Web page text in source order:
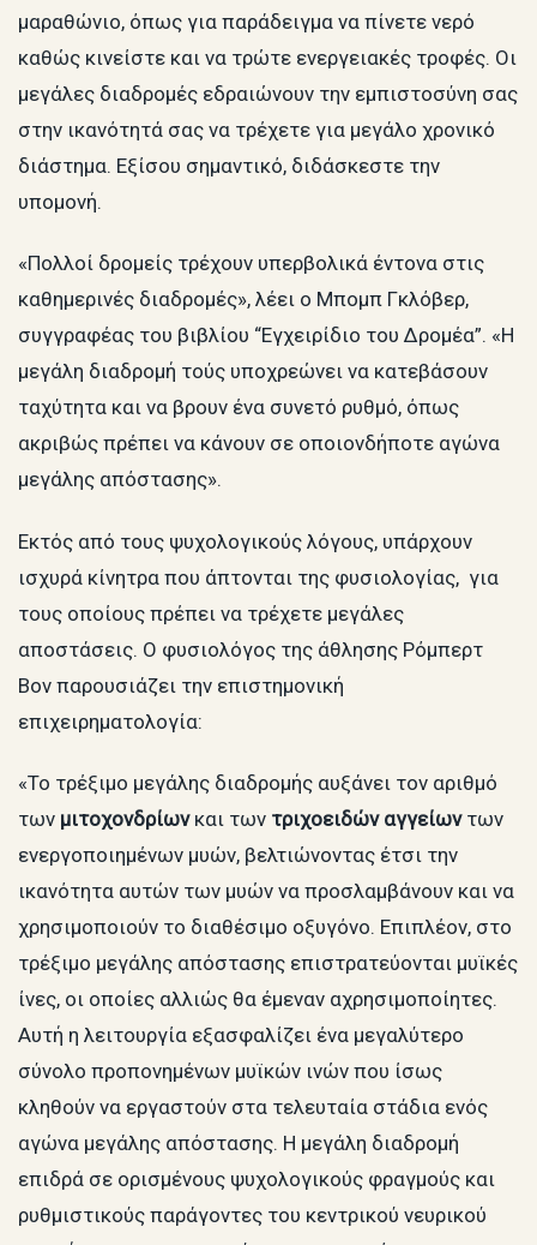
μαραθώνιο, όπως για παράδειγμα να πίνετε νερό
καθώς κινείστε και να τρώτε ενεργειακές τροφές. Οι
μεγάλες διαδρομές εδραιώνουν την εμπιστοσύνη σας
στην ικανότητά σας να τρέχετε για μεγάλο χρονικό
διάστημα. Εξίσου σημαντικό, διδάσκεστε την
υπομονή.
«Πολλοί δρομείς τρέχουν υπερβολικά έντονα στις
καθημερινές διαδρομές», λέει ο Μπομπ Γκλόβερ,
συγγραφέας του βιβλίου “Εγχειρίδιο του Δρομέα”. «Η
μεγάλη διαδρομή τούς υποχρεώνει να κατεβάσουν
ταχύτητα και να βρουν ένα συνετό ρυθμό, όπως
ακριβώς πρέπει να κάνουν σε οποιονδήποτε αγώνα
μεγάλης απόστασης».
Εκτός από τους ψυχολογικούς λόγους, υπάρχουν
ισχυρά κίνητρα που άπτονται της φυσιολογίας, για
τους οποίους πρέπει να τρέχετε μεγάλες
αποστάσεις. Ο φυσιολόγος της άθλησης Ρόμπερτ
Βον παρουσιάζει την επιστημονική
επιχειρηματολογία:
«Το τρέξιμο μεγάλης διαδρομής αυξάνει τον αριθμό
των μιτοχονδρίωνκαι των τριχοειδών αγγείωντων
ενεργοποιημένων μυών, βελτιώνοντας έτσι την
ικανότητα αυτών των μυών να προσλαμβάνουν και να
χρησιμοποιούν το διαθέσιμο οξυγόνο. Επιπλέον, στο
τρέξιμο μεγάλης απόστασης επιστρατεύονται μυϊκές
ίνες, οι οποίες αλλιώς θα έμεναν αχρησιμοποίητες.
Αυτή η λειτουργία εξασφαλίζει ένα μεγαλύτερο
σύνολο προπονημένων μυϊκών ινών που ίσως
κληθούν να εργαστούν στα τελευταία στάδια ενός
αγώνα μεγάλης απόστασης. Η μεγάλη διαδρομή
επιδρά σε ορισμένους ψυχολογικούς φραγμούς και
ρυθμιστικούς παράγοντες του κεντρικού νευρικού